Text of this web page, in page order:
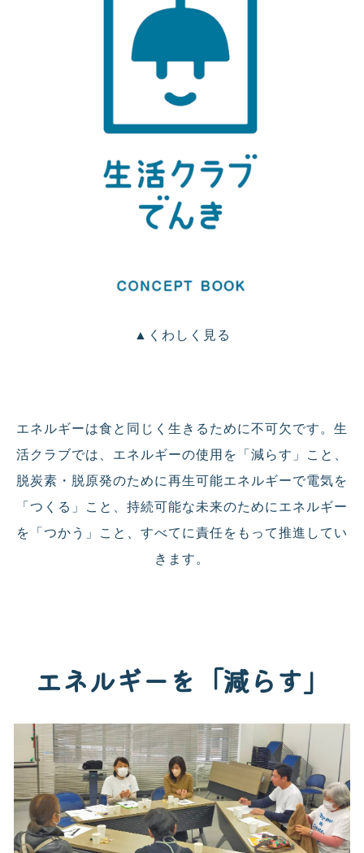
▲くわしく見る
エネルギーは食と同じく生きるために不可欠です。生
活クラブでは、エネルギーの使用を「減らす」こと、
脱炭素・脱原発のために再生可能エネルギーで電気を
「つくる」こと、持続可能な未来のためにエネルギー
を「つかう」こと、すべてに責任をもって推進してい
きます。
エネルギーを「減らす」